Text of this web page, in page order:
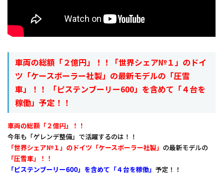
車両の総額「２億円」！！「世界シェア№１」のドイ
ツ「ケースボーラー社製」の最新モデルの「圧雪
車」！！ 「ピステンブーリー600」を含めて「４台を
稼働」予定！！
車両の総額「２億円」！！
今年も「ゲレンデ整備」で活躍するのは！！
「世界シェア№１」のドイツ「ケースボーラー社製」 の最新モデルの
「圧雪車」！！
「ピステンブーリー600」を含めて「４台を稼働」 予定！！